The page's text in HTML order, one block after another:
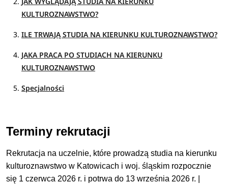
KULTUROZNAWSTWO?
ILE TRWAJĄ STUDIA NA KIERUNKU KULTUROZNAWSTWO?
JAKA PRACA PO STUDIACH NA KIERUNKU
KULTUROZNAWSTWO
Specjalności
Terminy rekrutacji
Rekrutacja na uczelnie, które prowadzą studia na kierunku
kulturoznawstwo w Katowicach i woj. śląskim rozpocznie
się 1 czerwca 2026 r. i potrwa do 13 września 2026 r. |